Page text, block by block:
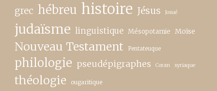
grec hébreu histoire Jésus Josué
judaïsme linguistique Mésopotamie Moïse
Nouveau Testament Pentateuque
philologie pseudépigraphes Coran syriaque
théologie ougaritique